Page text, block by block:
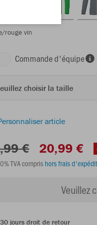
rouge vin
Commande d'équipe
choisir la taille
article
€ 20,99 €
TVA compris hors frais
Veuillez
30 jours droit de retour